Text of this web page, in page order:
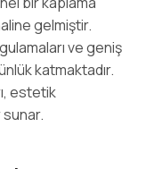
gelmiştir.
ve geniş
katmaktadır.
estetik